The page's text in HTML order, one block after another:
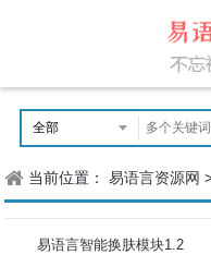
当前位置：易语言资源网
易语言智能换肤模块1.2